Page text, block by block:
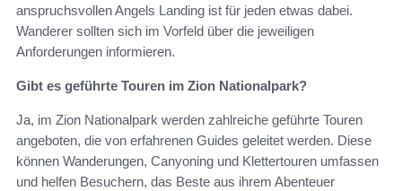
anspruchsvollen Angels Landing ist für jeden etwas dabei.
Wanderer sollten sich im Vorfeld über die jeweiligen
Anforderungen informieren.
Gibt es geführte Touren im Zion Nationalpark?
Ja, im Zion Nationalpark werden zahlreiche geführte Touren
angeboten, die von erfahrenen Guides geleitet werden. Diese
können Wanderungen, Canyoning und Klettertouren umfassen
und helfen Besuchern, das Beste aus ihrem Abenteuer